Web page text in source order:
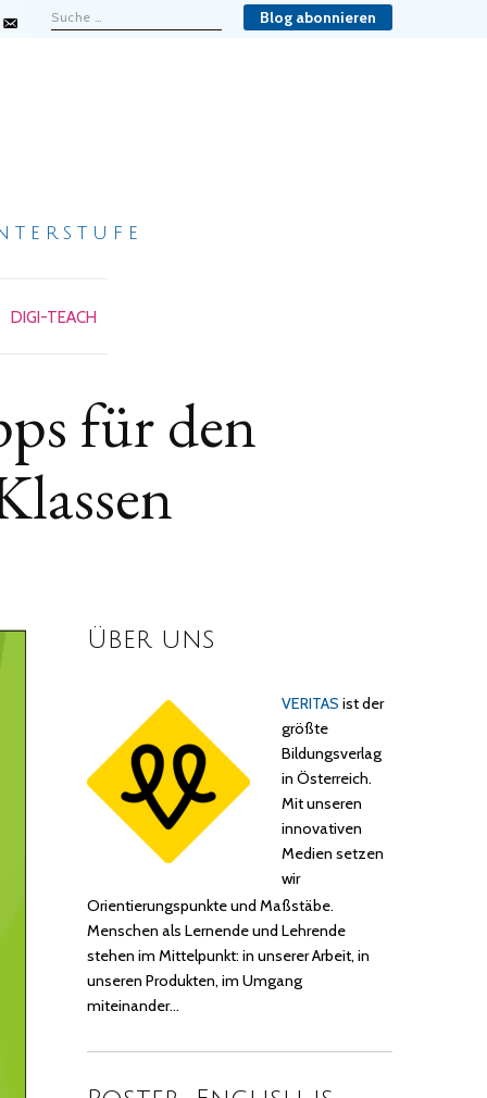
Blog abonnieren
DIGI-TEACH
für den
Über uns
VERITAS ist der
größte
Bildungsverlag
in Österreich.
Mit unseren
innovativen
Medien setzen
wir
Orientierungspunkte und Maßstäbe.
Menschen als Lernende und Lehrende
stehen im Mittelpunkt: in unserer Arbeit, in
unseren Produkten, im Umgang
miteinander…